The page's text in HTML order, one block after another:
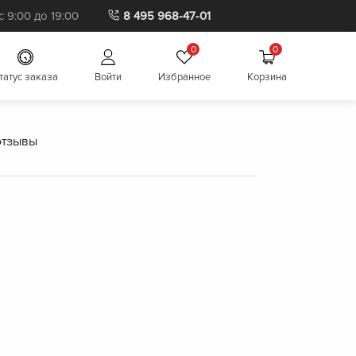
9:00 до 19:00 8 495 968-47-01
заказа Войти
0
Избранное
0
Корзина